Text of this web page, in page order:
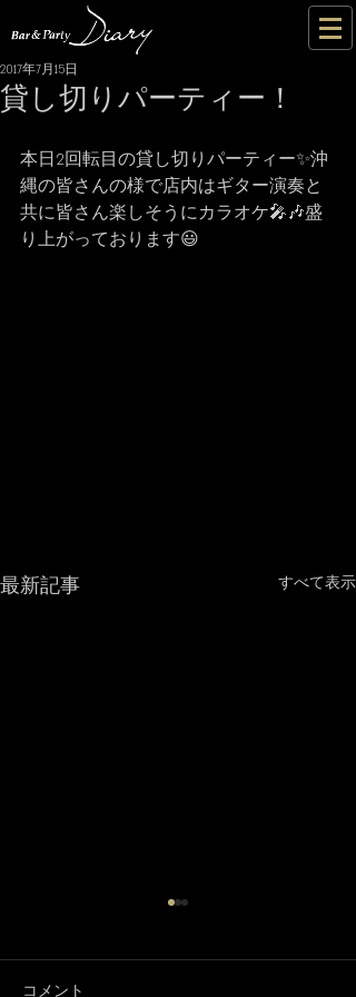
貸し切りパーティー！
2017年7月15日
本日2回転目の貸し切りパーティー✨沖
縄の皆さんの様で店内はギター演奏と
共に皆さん楽しそうにカラオケ🎤🎶盛
り上がっております😃
最新記事 すべて表示
コメント